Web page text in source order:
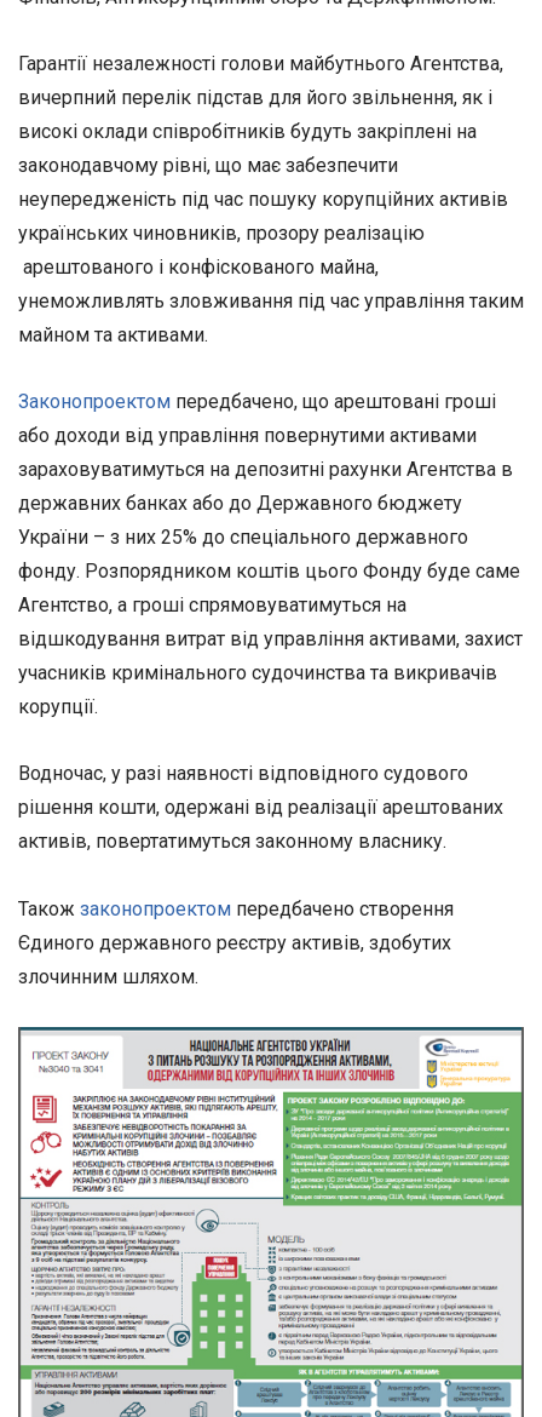
Гарантії незалежності голови майбутнього Агентства,
вичерпний перелік підстав для його звільнення, як і
високі оклади співробітників будуть закріплені на
законодавчому рівні, що має забезпечити
неупередженість під час пошуку корупційних активів
українських чиновників, прозору реалізацію
арештованого і конфіскованого майна,
унеможливлять зловживання під час управління таким
майном та активами.
Законопроектом передбачено, що арештовані гроші
або доходи від управління повернутими активами
зараховуватимуться на депозитні рахунки Агентства в
державних банках або до Державного бюджету
України – з них 25% до спеціального державного
фонду. Розпорядником коштів цього Фонду буде саме
Агентство, а гроші спрямовуватимуться на
відшкодування витрат від управління активами, захист
учасників кримінального судочинства та викривачів
корупції.
Водночас, у разі наявності відповідного судового
рішення кошти, одержані від реалізації арештованих
активів, повертатимуться законному власнику.
Також законопроектом передбачено створення
Єдиного державного реєстру активів, здобутих
злочинним шляхом.